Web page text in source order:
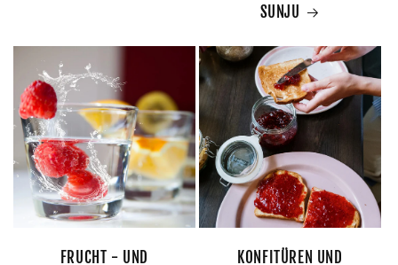
SUNJU
FRUCHT - UND
KONFITÜREN UND